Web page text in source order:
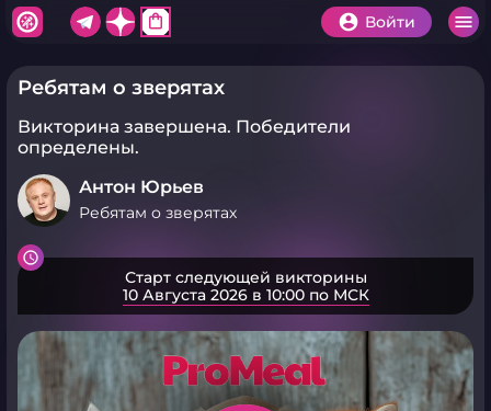
shopping_bag Войти
Ребятам о зверятах
Викторина завершена. Победители
определены.
Антон Юрьев
Ребятам о зверятах
Старт следующей викторины
10 Августа 2026 в 10:00 по МСК